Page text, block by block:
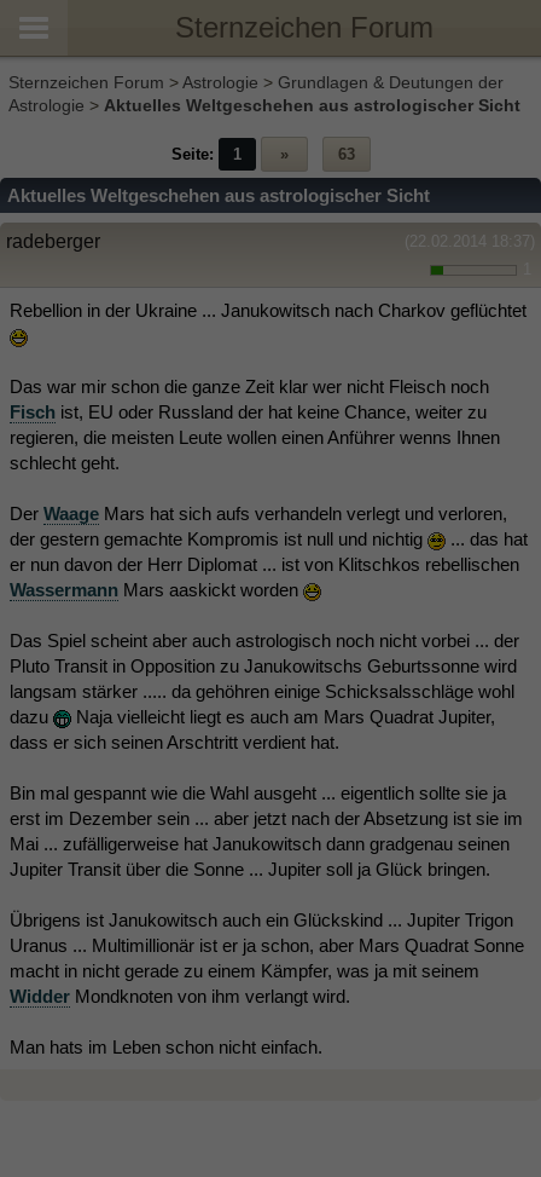
Sternzeichen Forum
Sternzeichen Forum >Astrologie > Grundlagen & Deutungen der
Astrologie > Aktuelles Weltgeschehen aus astrologischer Sicht
Seite: 1 » 63
Aktuelles Weltgeschehen aus astrologischer Sicht
(22.02.2014 18:37)
radeberger
Rebellion in der Ukraine ... Janukowitsch nach Charkov geflüchtet
Das war mir schon die ganze Zeit klar wer nicht Fleisch noch
Fisch ist, EU oder Russland der hat keine Chance, weiter zu
regieren, die meisten Leute wollen einen Anführer wenns Ihnen
schlecht geht.
Der Waage Mars hat sich aufs verhandeln verlegt und verloren,
der gestern gemachte Kompromis ist null und nichtig
... das hat
er nun davon der Herr Diplomat ... ist von Klitschkos rebellischen
Wassermann Mars aaskickt worden
Das Spiel scheint aber auch astrologisch noch nicht vorbei ... der
Pluto Transit in Opposition zu Janukowitschs Geburtssonne wird
langsam stärker ..... da gehöhren einige Schicksalsschläge wohl
dazu
Naja vielleicht liegt es auch am Mars Quadrat Jupiter,
dass er sich seinen Arschtritt verdient hat.
Bin mal gespannt wie die Wahl ausgeht ... eigentlich sollte sie ja
erst im Dezember sein ... aber jetzt nach der Absetzung ist sie im
Mai ... zufälligerweise hat Janukowitsch dann gradgenau seinen
Jupiter Transit über die Sonne ... Jupiter soll ja Glück bringen.
Übrigens ist Janukowitsch auch ein Glückskind ... Jupiter Trigon
Uranus ... Multimillionär ist er ja schon, aber Mars Quadrat Sonne
macht in nicht gerade zu einem Kämpfer, was ja mit seinem
Widder Mondknoten von ihm verlangt wird.
Man hats im Leben schon nicht einfach.